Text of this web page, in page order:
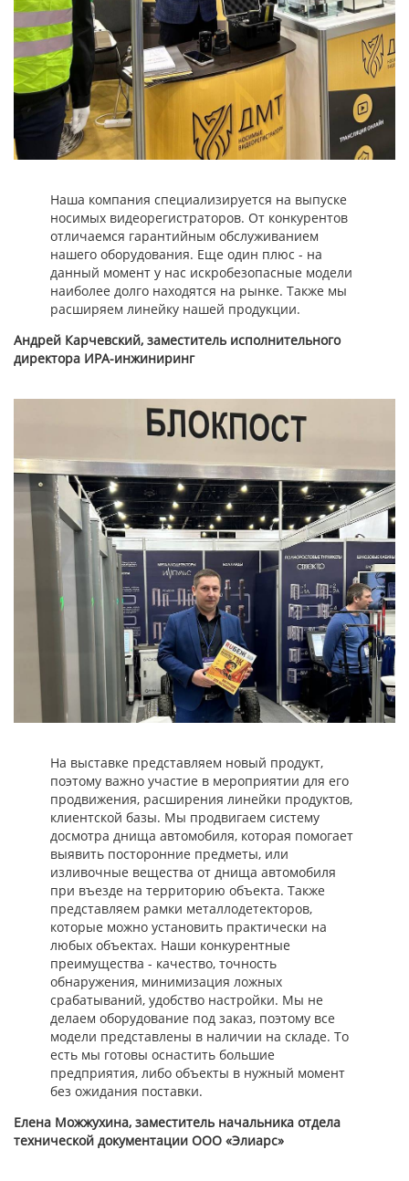
Наша компания специализируется на выпуске
носимых видеорегистраторов. От конкурентов
отличаемся гарантийным обслуживанием
нашего оборудования. Еще один плюс - на
данный момент у нас искробезопасные модели
наиболее долго находятся на рынке. Также мы
расширяем линейку нашей продукции.
Андрей Карчевский, заместитель исполнительного
директора ИРА-инжиниринг
На выставке представляем новый продукт,
поэтому важно участие в мероприятии для его
продвижения, расширения линейки продуктов,
клиентской базы. Мы продвигаем систему
досмотра днища автомобиля, которая помогает
выявить посторонние предметы, или
изливочные вещества от днища автомобиля
при въезде на территорию объекта. Также
представляем рамки металлодетекторов,
которые можно установить практически на
любых объектах. Наши конкурентные
преимущества - качество, точность
обнаружения, минимизация ложных
срабатываний, удобство настройки. Мы не
делаем оборудование под заказ, поэтому все
модели представлены в наличии на складе. То
есть мы готовы оснастить большие
предприятия, либо объекты в нужный момент
без ожидания поставки.
Елена Можжухина, заместитель начальника отдела
технической документации ООО «Элиарс»